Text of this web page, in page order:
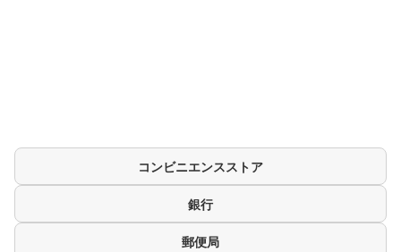
コンビニエンスストア
銀行
郵便局